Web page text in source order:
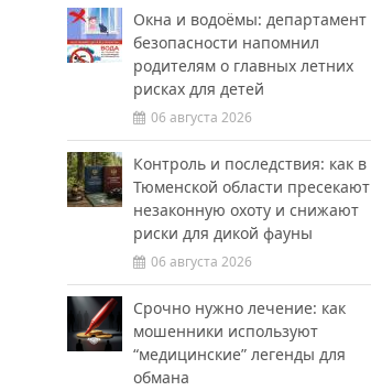
Окна и водоёмы: департамент
безопасности напомнил
родителям о главных летних
рисках для детей
06 августа 2026
Контроль и последствия: как в
Тюменской области пресекают
незаконную охоту и снижают
риски для дикой фауны
06 августа 2026
Срочно нужно лечение: как
мошенники используют
“медицинские” легенды для
обмана